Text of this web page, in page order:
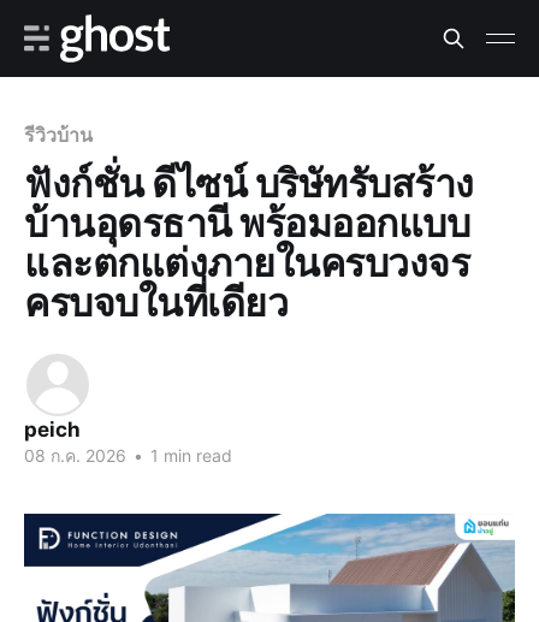
รีวิวบ้าน
ฟังก์ชั่น ดีไซน์ บริษัทรับสร้าง
บ้านอุดรธานี พร้อมออกแบบ
และตกแต่งภายในครบวงจร
ครบจบในที่เดียว
peich
08 ก.ค. 2026 • 1 min read